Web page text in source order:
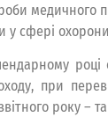
медичного
у сфері
році
при
року –